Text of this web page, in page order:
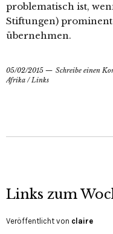
problematisch ist,
Stiftungen)
übernehmen.
05/02/2015
Schreibe einen
Afrika /Links
Links zum
Veröffentlicht von claire